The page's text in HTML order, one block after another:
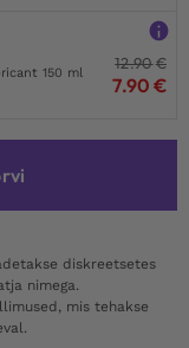
150 ml
12.90€
7.90 €
diskreetsetes
nimega.
mis tehakse